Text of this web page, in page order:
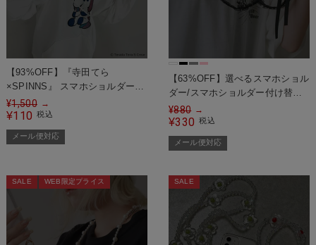
【93%OFF】『寺田てら
×SPINNS』 スマホショルダース
トラップセット＜メール便対応＞
¥1,500 →
¥110 税込
メール便対応
【63%OFF】選べるスマホショル
ダー/スマホショルダー付け替え
用ストラップ/フリルリボン＜メ
ール便対応＞
¥880 →
¥330 税込
メール便対応
SALE WEB限定プライス SALE